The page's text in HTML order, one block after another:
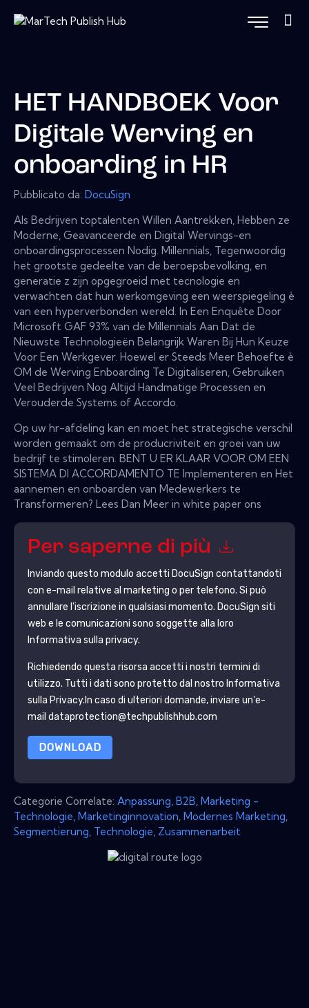
HET HANDBOEK Voor
Digitale Werving en
onboarding in HR
Pubblicato da: DocuSign
Als Bedrijven toptalenten Willen Aantrekken, Hebben ze
Moderne, Geavanceerde en Digital Wervings-en
onboardingsprocessen Nodig. Millennials, Tegenwoordig
het grootste gedeelte van de beroepsbevolking, en
generatie z zijn opgegroeid met tecnologie en
verwachten dat hun werkomgeving een weerspiegeling è
van een hyperverbonden wereld. In Een Enquête Door
Microsoft GAF 93% van de Millennials Aan Dat de
Nieuwste Technologieën Belangrijk Waren Bij Hun Keuze
Voor Een Werkgever. Hoewel er Steeds Meer Behoefte è
OM de Werving Enboarding Te Digitaliseren, Gebruiken
Veel Bedrijven Nog Altijd Handmatige Processen en
Verouderde Systems of Accordo.
Op uw hr-afdeling kan en moet het strategische verschil
worden gemaakt om de producriviteit en groei van uw
bedrijf te stimoleren. BENT U ER KLAAR VOOR OM EEN
SISTEMA DI ACCORDAMENTO TE Implementeren en Het
aannemen en onboarden van Medewerkers te
Transformeren? Lees Dan Meer in white paper ons
Per saperne di più
Inviando questo modulo accetti DocuSign contattandoti
con e-mail relative al marketing o per telefono. Si può
annullare l'iscrizione in qualsiasi momento. DocuSign siti
web e le comunicazioni sono soggette alla loro
Informativa sulla privacy.
Richiedendo questa risorsa accetti i nostri termini di
utilizzo. Tutti i dati sono protetto dal nostro Informativa
sulla Privacy.In caso di ulteriori domande, inviare un'e-
mail dataprotection@techpublishhub.com
DOWNLOAD
Categorie Correlate: Anpassung B2B Marketing -
Technologie Marketinginnovation Modernes Marketing
Segmentierung Technologie Zusammenarbeit